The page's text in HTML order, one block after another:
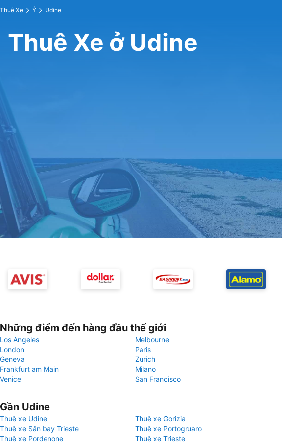
Thuê Xe Ý Udine
Thuê Xe ở Udine
Những điểm đến hàng đầu thế giới
Los Angeles
Melbourne
London
Paris
Geneva
Zurich
Frankfurt am Main
Milano
Venice
San Francisco
Gần Udine
Thuê xe Udine
Thuê xe Gorizia
Thuê xe Sân bay Trieste
Thuê xe Portogruaro
Thuê xe Pordenone
Thuê xe Trieste